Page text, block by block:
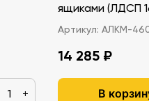
+
ящиками
Артикул: АЛКМ-
14 285 ₽
В